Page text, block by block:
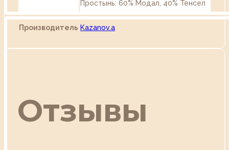
Простынь: 60% Модал, 40% Тенсел
Производитель Kazanov.a
Отзывы